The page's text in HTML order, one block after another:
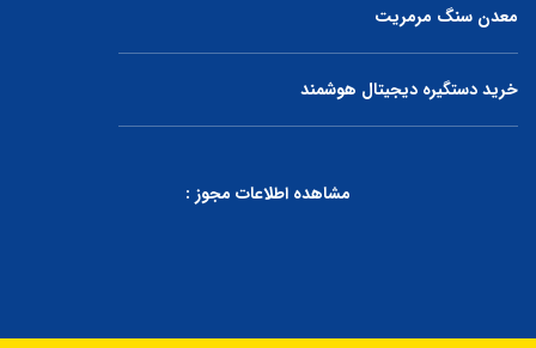
معدن سنگ مرمریت
خرید دستگیره دیجیتال هوشمند
مشاهده اطلاعات مجوز :